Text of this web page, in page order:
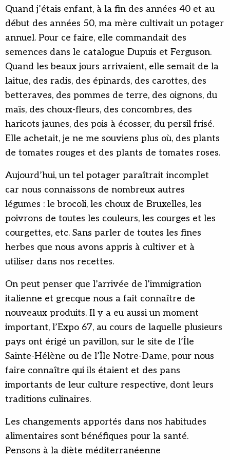
Quand j’étais enfant, à la fin des années 40 et au
début des années 50, ma mère cultivait un potager
annuel. Pour ce faire, elle commandait des
semences dans le catalogue Dupuis et Ferguson.
Quand les beaux jours arrivaient, elle semait de la
laitue, des radis, des épinards, des carottes, des
betteraves, des pommes de terre, des oignons, du
maïs, des choux-fleurs, des concombres, des
haricots jaunes, des pois à écosser, du persil frisé.
Elle achetait, je ne me souviens plus où, des plants
de tomates rouges et des plants de tomates roses.
Aujourd’hui, un tel potager paraîtrait incomplet
car nous connaissons de nombreux autres
légumes : le brocoli, les choux de Bruxelles, les
poivrons de toutes les couleurs, les courges et les
courgettes, etc. Sans parler de toutes les fines
herbes que nous avons appris à cultiver et à
utiliser dans nos recettes.
On peut penser que l’arrivée de l’immigration
italienne et grecque nous a fait connaître de
nouveaux produits. Il y a eu aussi un moment
important, l’Expo 67, au cours de laquelle plusieurs
pays ont érigé un pavillon, sur le site de l’Île
Sainte-Hélène ou de l’Île Notre-Dame, pour nous
faire connaître qui ils étaient et des pans
importants de leur culture respective, dont leurs
traditions culinaires.
Les changements apportés dans nos habitudes
alimentaires sont bénéfiques pour la santé.
Pensons à la diète méditerranéenne